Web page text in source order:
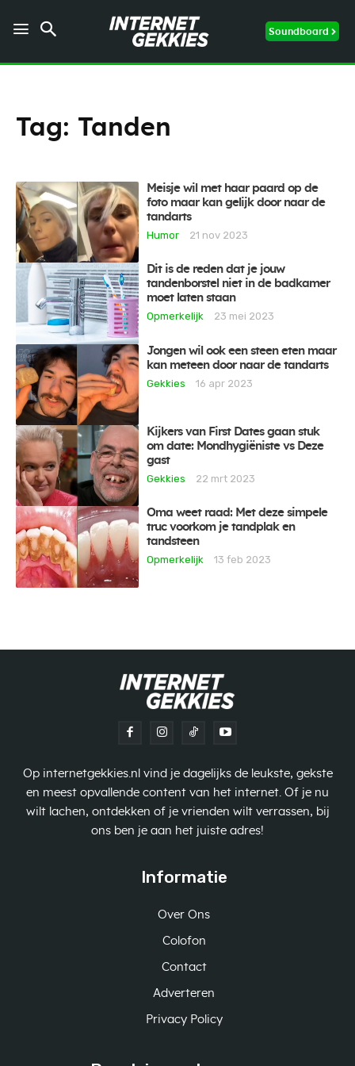
Soundboard
Tag: Tanden
Meisje wil met haar paard op de
foto maar kan gelijk door naar de
tandarts
Humor
21 nov 2023
Dit is de reden dat je jouw
tandenborstel niet in de badkamer
moet laten staan
Opmerkelijk
23 mei 2023
Jongen wil ook een steen eten maar
kan meteen door naar de tandarts
Gekkies
16 apr 2023
Kijkers van First Dates gaan stuk
om date: Mondhygiëniste vs Deze
gast
Gekkies
22 mrt 2023
Oma weet raad: Met deze simpele
truc voorkom je tandplak en
tandsteen
Opmerkelijk
13 feb 2023
Op internetgekkies.nl vind je dagelijks de leukste, gekste
en meest opvallende content van het internet. Of je nu
wilt lachen, ontdekken of je vrienden wilt verrassen, bij
ons ben je aan het juiste adres!
Informatie
Over Ons
Colofon
Contact
Adverteren
Privacy Policy